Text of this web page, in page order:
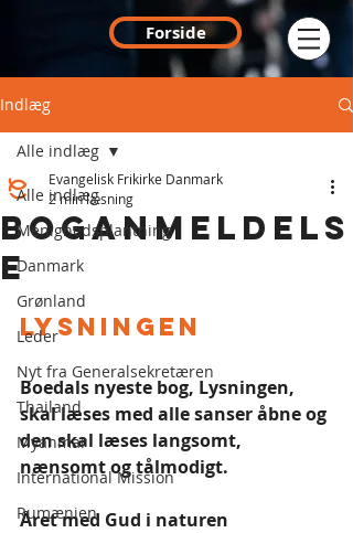
Forside
Indlæg
Alle indlæg
Menighedsplantning
Danmark
Grønland
Leder
Nyt fra Generalsekretæren
Thailand
Myanmar
International Mission
Rumænien
Alle indlæg
BOGANMELDELS
E
Evangelisk Frikirke Danmark
2 min læsning
Lysningen
Boedals nyeste bog, Lysningen,
skal læses med alle sanser åbne og
den skal læses langsomt,
nænsomt og tålmodigt.
Året med Gud i naturen